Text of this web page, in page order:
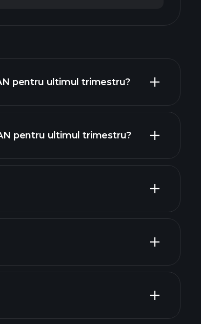
pentru ultimul trimestru?
financiare ZSAN
pentru ultimul trimestru?
rapoartele financiare ZSAN
dividende mari